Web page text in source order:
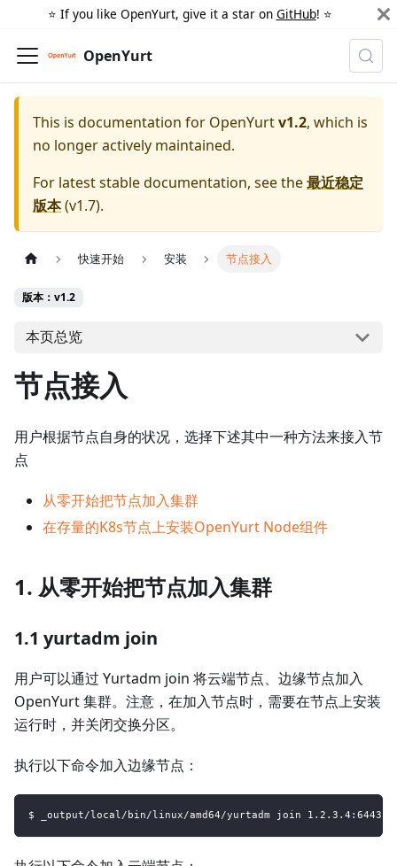
⭐️ If you like OpenYurt, give it a star on GitHub! ⭐️
OpenYurt
This is documentation for OpenYurtv1.2, which is
no longer actively maintained.
For latest stable documentation, see the最近稳定
版本(v1.7).
快速开始 安装 节点接入
版本：v1.2
本页总览
节点接入
用户根据节点自身的状况，选择下述其中一种方法来接入节
点
从零开始把节点加入集群
在存量的K8s节点上安装OpenYurt Node组件
1. 从零开始把节点加入集群
1.1 yurtadm join
用户可以通过 Yurtadm join 将云端节点、边缘节点加入
OpenYurt 集群。注意，在加入节点时，需要在节点上安装
运行时，并关闭交换分区。
执行以下命令加入边缘节点：
$ _output/local/bin/linux/amd64/yurtadm join 1.2.3.4:6443